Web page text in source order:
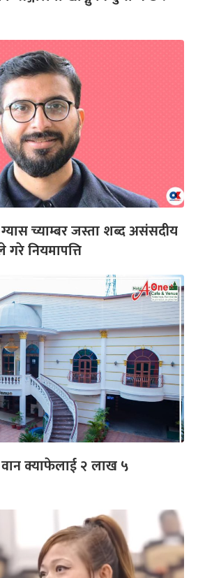
च्याम्बर जस्ता शब्द असंसदीय
नियमापत्ति
क्याफेलाई २ लाख ५